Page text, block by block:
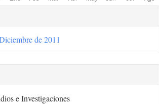
de 2011
e Investigaciones